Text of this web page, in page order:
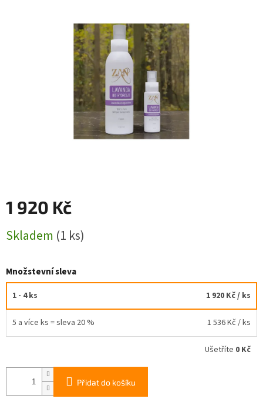
5
hvězdiček.
1 920 Kč
cena:
Skladem (1 ks)
Množstevní sleva
1 - 4 ks 1 920 Kč/ ks
5 a více ks = sleva 20 % 1 536 Kč / ks
Ušetříte 0 Kč
Přidat do košíku